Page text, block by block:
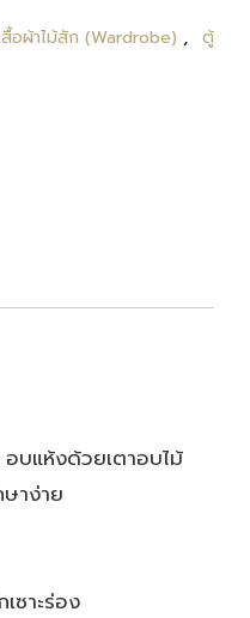
อผ้าไม้สัก (Wardrobe) , ตู้
อบแห้งด้วยเตาอบไม้
าง่าย
ซาะร่อง